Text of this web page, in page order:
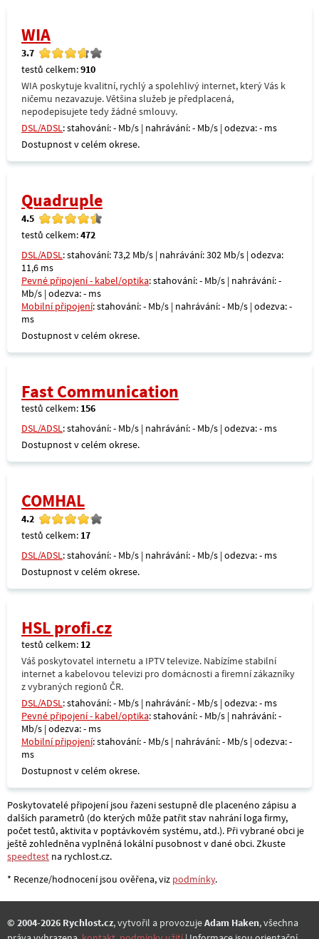
WIA
3.7
testů celkem:910
WIA poskytuje kvalitní, rychlý a spolehlivý internet, který Vás k
ničemu nezavazuje. Většina služeb je předplacená,
nepodepisujete tedy žádné smlouvy.
DSL/ADSL: stahování: - Mb/s | nahrávání: - Mb/s | odezva: - ms
Dostupnost v celém okrese.
Quadruple
4.5
testů celkem:472
DSL/ADSL: stahování: 73,2 Mb/s | nahrávání: 302 Mb/s | odezva:
11,6 ms
Pevné připojení - kabel/optika: stahování: - Mb/s | nahrávání: -
Mb/s | odezva: - ms
Mobilní připojení: stahování: - Mb/s | nahrávání: - Mb/s | odezva: -
ms
Dostupnost v celém okrese.
Fast Communication
testů celkem: 156
DSL/ADSL: stahování: - Mb/s | nahrávání: - Mb/s | odezva: - ms
Dostupnost v celém okrese.
COMHAL
4.2
testů celkem: 17
DSL/ADSL: stahování: - Mb/s | nahrávání: - Mb/s | odezva: - ms
Dostupnost v celém okrese.
HSL profi.cz
testů celkem: 12
Váš poskytovatel internetu a IPTV televize. Nabízíme stabilní
internet a kabelovou televizi pro domácnosti a firemní zákazníky
z vybraných regionů ČR.
DSL/ADSL: stahování: - Mb/s | nahrávání: - Mb/s | odezva: - ms
Pevné připojení - kabel/optika: stahování: - Mb/s | nahrávání: -
Mb/s | odezva: - ms
Mobilní připojení: stahování: - Mb/s | nahrávání: - Mb/s | odezva: -
ms
Dostupnost v celém okrese.
Poskytovatelé připojení jsou řazeni sestupně dle placenéno zápisu a
dalších parametrů (do kterých může patřit stav nahrání loga firmy,
počet testů, aktivita v poptávkovém systému, atd.). Při vybrané obci je
ještě zohledněna vyplněná lokální pusobnost v dané obci. Zkuste
speedtest na rychlost.cz.
* Recenze/hodnocení jsou ověřena, viz podmínky.
© 2004-2026 Rychlost.cz, vytvořil a provozujeAdam Haken, všechna